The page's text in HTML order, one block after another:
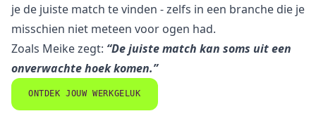
je de juiste match te vinden - zelfs in een branche die je
misschien niet meteen voor ogen had.
Zoals Meike zegt: “De juiste match kan soms uit een
onverwachte hoek komen.”
ONTDEK JOUW WERKGELUK